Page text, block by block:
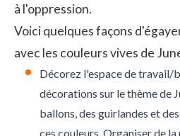
à l'oppression.
Voici quelques façons
avec les couleurs vives de
Décorez l'espace de travail/
décorations sur le thème de
ballons, des guirlandes et
ces couleurs. Organiser de